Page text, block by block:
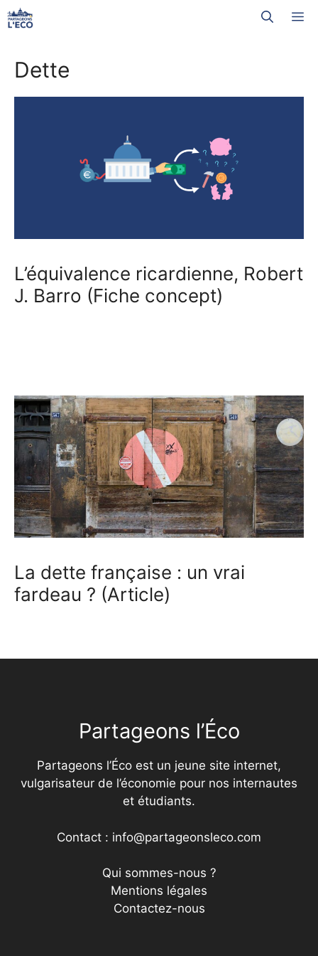
Aller
au
Dette
L’équivalence ricardienne, Robert
J. Barro (Fiche concept)
La dette française : un vrai
fardeau ? (Article)
Partageons l’Éco
Partageons l’Éco est un jeune site internet,
vulgarisateur de l’économie pour nos internautes
et étudiants.
Contact : info@partageonsleco.com
Qui sommes-nous ?
Mentions légales
Contactez-nous